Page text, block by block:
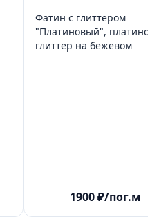
Фатин с глиттером
"Платиновый",
глиттер на бежевом
1900₽/пог.м